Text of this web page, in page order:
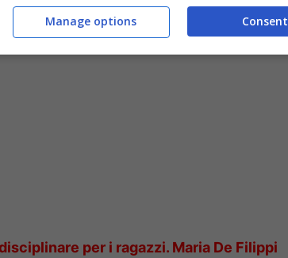
per i ragazzi. Maria De Filippi
Consent
Manage options